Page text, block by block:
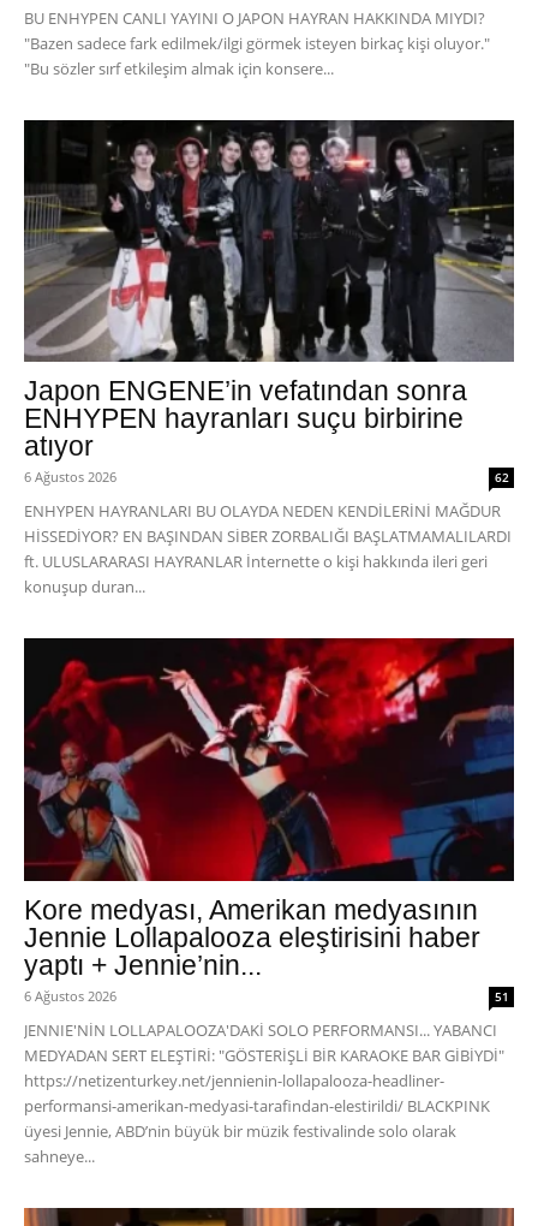
BU ENHYPEN CANLI YAYINI O JAPON HAYRAN HAKKINDA MIYDI?
"Bazen sadece fark edilmek/ilgi görmek isteyen birkaç kişi oluyor."
"Bu sözler sırf etkileşim almak için konsere...
Japon ENGENE’in vefatından sonra
ENHYPEN hayranları suçu birbirine
atıyor
6 Ağustos 2026 62
ENHYPEN HAYRANLARI BU OLAYDA NEDEN KENDİLERİNİ MAĞDUR
HİSSEDİYOR? EN BAŞINDAN SİBER ZORBALIĞI BAŞLATMAMALILARDI
ft. ULUSLARARASI HAYRANLAR İnternette o kişi hakkında ileri geri
konuşup duran...
Kore medyası, Amerikan medyasının
Jennie Lollapalooza eleştirisini haber
yaptı + Jennie’nin...
6 Ağustos 2026 51
JENNIE'NİN LOLLAPALOOZA'DAKİ SOLO PERFORMANSI... YABANCI
MEDYADAN SERT ELEŞTİRİ: "GÖSTERİŞLİ BİR KARAOKE BAR GİBİYDİ"
https://netizenturkey.net/jennienin-lollapalooza-headliner-
performansi-amerikan-medyasi-tarafindan-elestirildi/ BLACKPINK
üyesi Jennie, ABD’nin büyük bir müzik festivalinde solo olarak
sahneye...